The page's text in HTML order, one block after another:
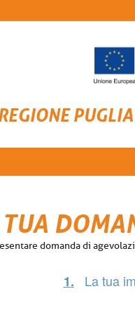
domanda di
1 La tua